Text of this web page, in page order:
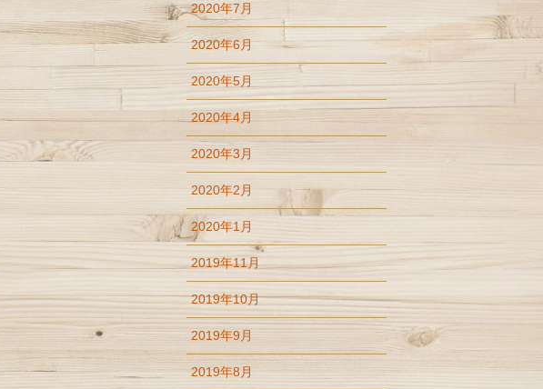
2020年7月
2020年6月
2020年5月
2020年4月
2020年3月
2020年2月
2020年1月
2019年11月
2019年10月
2019年9月
2019年8月